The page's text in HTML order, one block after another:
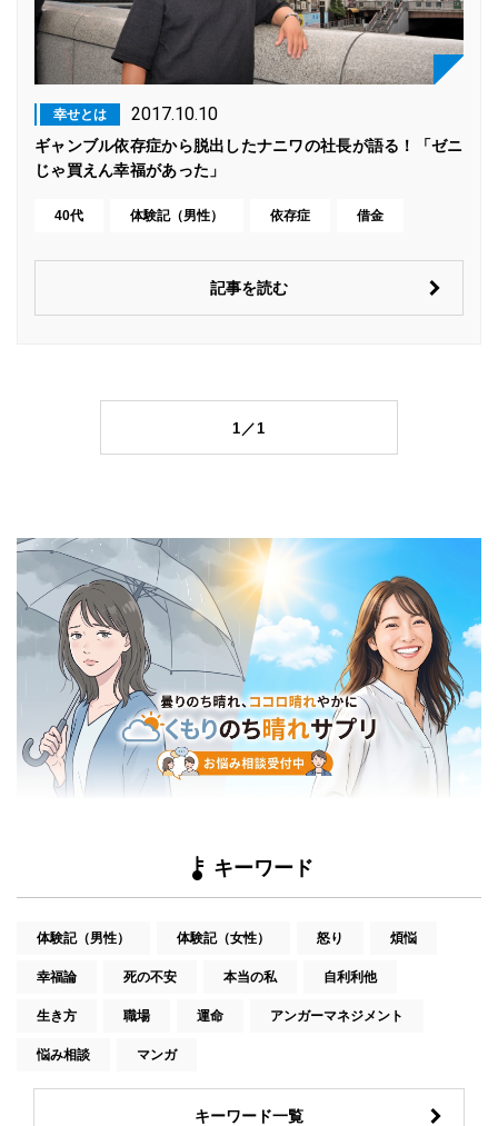
幸せとは 2017.10.10
ギャンブル依存症から脱出したナニワの社長が語る！「ゼニ
じゃ買えん幸福があった」
40代 体験記（男性） 依存症 借金
記事を読む
1／1
キーワード
体験記（男性） 体験記（女性） 怒り 煩悩
幸福論 死の不安 本当の私 自利利他
生き方 職場 運命 アンガーマネジメント
悩み相談 マンガ
キーワード一覧